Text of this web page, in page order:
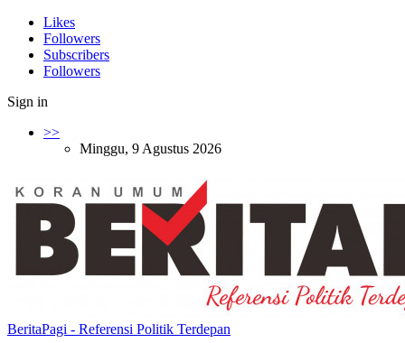
Likes
Followers
Subscribers
Followers
Sign in
>>
Minggu, 9 Agustus 2026
BeritaPagi - Referensi Politik Terdepan